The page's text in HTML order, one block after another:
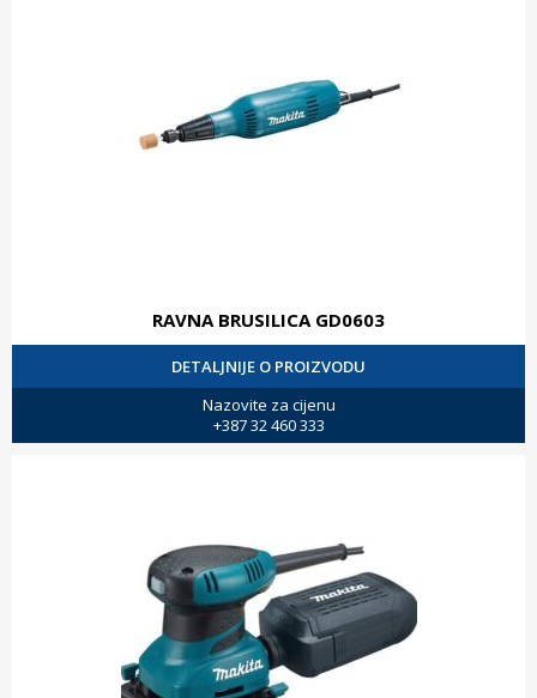
RAVNA BRUSILICA GD0603
DETALJNIJE O PROIZVODU
Nazovite za cijenu
+387 32 460 333